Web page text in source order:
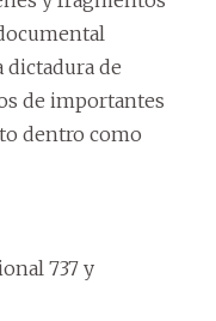
dictadura de
de importantes
dentro como
737 y